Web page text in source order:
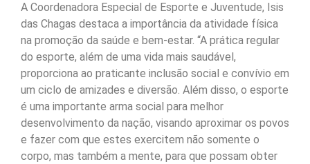
A Coordenadora Especial de Esporte e Juventude, Isis
das Chagas destaca a importância da atividade física
na promoção da saúde e bem-estar. “A prática regular
do esporte, além de uma vida mais saudável,
proporciona ao praticante inclusão social e convívio em
um ciclo de amizades e diversão. Além disso, o esporte
é uma importante arma social para melhor
desenvolvimento da nação, visando aproximar os povos
e fazer com que estes exercitem não somente o
corpo, mas também a mente, para que possam obter